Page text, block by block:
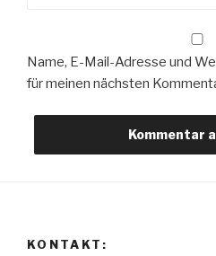
Name, E-Mail-Adresse und
für meinen nächsten
KONTAKT: